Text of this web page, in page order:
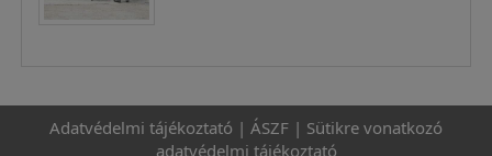
Adatvédelmi tájékoztató | ÁSZF | Sütikre vonatkozó
adatvédelmi tájékoztató